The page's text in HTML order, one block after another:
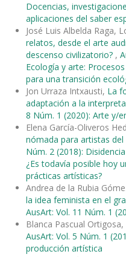
Docencias,
aplicaciones del saber
José Luis Albelda Raga,
relatos, desde el arte
descenso civilizatorio? ,
Ecología y arte:
para una transición
Jon Urraza Intxausti, La
adaptación a la
8 Núm. 1 (2020): Arte y/
Elena García-Oliveros
nómada para artistas
Núm. 2 (2018):
¿Es todavía posible hoy
prácticas artísticas?
Andrea de la Rubia
la idea feminista en el
AusArt: Vol. 11 Núm. 1
Blanca Pascual Ortigosa,
AusArt: Vol. 5 Núm. 1
producción artística